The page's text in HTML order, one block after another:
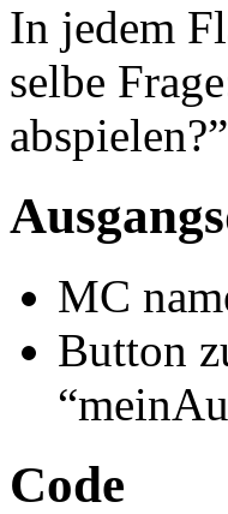
In jedem
selbe
MC
Button
Code